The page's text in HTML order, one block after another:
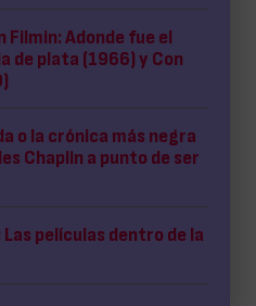
Adonde fue el
de plata (1966) y Con
o la crónica más negra
Chaplin a punto de ser
películas dentro de la